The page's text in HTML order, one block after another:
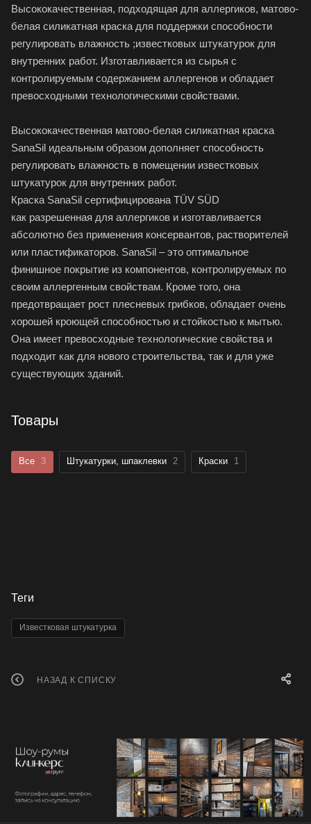
Высококачественная, подходящая для аллергиков, матово-
белая силикатная краска для поддержки способности
регулировать влажность ;известковых штукатурок для
внутренних работ. Изготавливается из сырья с
контролируемым содержанием аллергенов и обладает
превосходными технологическими свойствами.
Высококачественная матово-белая силикатная краска
SanaSil идеальным образом дополняет способность
регулировать влажность в помещении известковых
штукатурок для внутренних работ.
Краска SanaSil сертифицирована TÜV SÜD
как разрешенная для аллергиков и изготавливается
абсолютно без применения консервантов, растворителей
или пластификаторов. SanaSil – это оптимальное
финишное покрытие из компонентов, контролируемых по
своим аллергенным свойствам. Кроме того, она
предотвращает рост плесневых грибков, обладает очень
хорошей кроющей способностью и стойкостью к мытью.
Она имеет превосходные технологические свойства и
подходит как для нового строительства, так и для уже
существующих зданий.
Товары
Все 3 Штукатурки, шпаклевки 2 Краски 1
Теги
Известковая штукатурка
НАЗАД К СПИСКУ